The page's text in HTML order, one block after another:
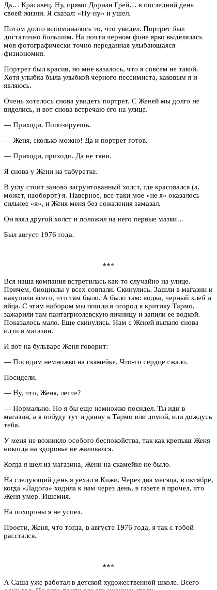
Да… Красавец. Ну, прямо Дориан Грей… в последний день
своей жизни. Я сказал: «Ну-ну» и ушел.
Потом долго вспоминалось то, что увидел. Портрет был
достаточно большим. На почти черном фоне ярко выделялась
моя фотографически точно переданная улыбающаяся
физиономия.
Портрет был красив, но мне казалось, что я совсем не такой.
Хотя улыбка была улыбкой черного пессимиста, каковым я и
являюсь.
Очень хотелось снова увидеть портрет. С Женей мы долго не
виделись, и вот снова встречаю его на улице.
— Приходи. Попозируешь.
— Женя, сколько можно! Да и портрет готов.
— Приходи, приходи. Да не тяни.
Я снова у Жени на табуретке.
В углу стоит заново загрунтованный холст, где красовался (а,
может, наоборот) я. Наверное, все-таки мое «не я» оказалось
сильнее «я», и Женя меня без сожаления замазал.
Он взял другой холст и положил на него первые мазки…
Был август 1976 года.
***
Вся наша компания встретилась как-то случайно на улице.
Причем, биоциклы у всех совпали. Скинулись. Зашли в магазин и
накупили всего, что там было. А было там: водка, черный хлеб и
яйца. С этим набором мы пошли в огород к критику Тармо,
зажарили там пантагрюэлевскую яичницу и запили ее водкой.
Показалось мало. Еще скинулись. Нам с Женей выпало снова
идти в магазин.
И вот на бульваре Женя говорит:
— Посидим немножко на скамейке. Что-то сердце сжало.
Посидели.
— Ну, что, Женя, легче?
— Нормально. Но я бы еще немножко посидел. Ты иди в
магазин, а я побуду тут и двину к Тармо или домой, или дождусь
тебя.
У меня не возникло особого беспокойства, так как крепыш Женя
никогда на здоровье не жаловался.
Когда я шел из магазина, Жени на скамейке не было.
На следующий день я уехал в Кижи. Через два месяца, в октябре,
когда «Ладога» ходила к нам через день, в газете я прочел, что
Женя умер. Ишемия.
На похороны я не успел.
Прости, Женя, что тогда, в августе 1976 года, я так с тобой
расстался.
***
А Саша уже работал в детской художественной школе. Всего